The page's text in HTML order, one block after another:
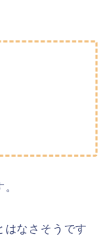
はなさそうです